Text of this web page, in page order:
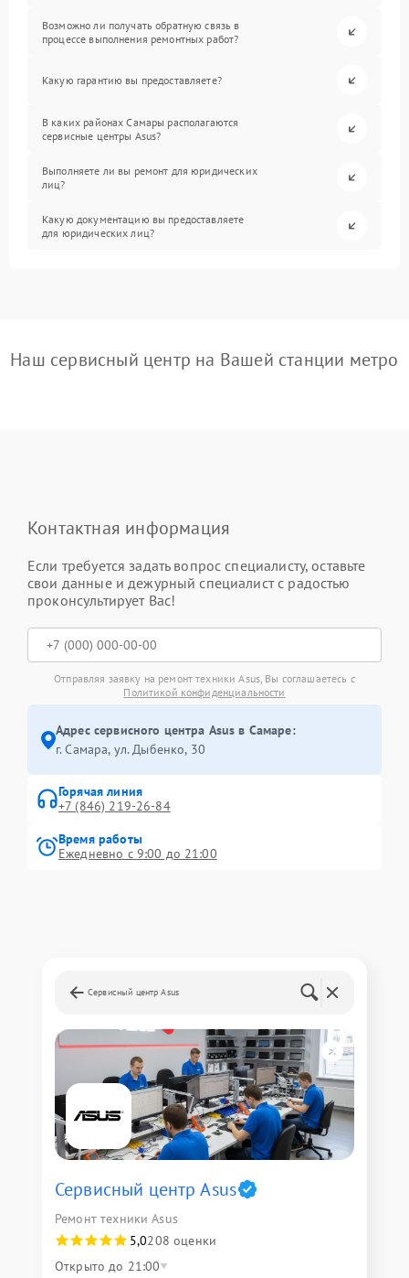
Возможно ли получать обратную связь в
процессе выполнения ремонтных работ?
Какую гарантию вы предоставляете?
В каких районах Самары располагаются
сервисные центры Asus?
Выполняете ли вы ремонт для юридических
лиц?
Какую документацию вы предоставляете
для юридических лиц?
Наш сервисный центр на Вашей станции метро
Контактная информация
Если требуется задать вопрос специалисту, оставьте
свои данные и дежурный специалист с радостью
проконсультирует Вас!
Отправляя заявку на ремонт техники Asus, Вы соглашаетесь с
Политикой конфиденциальности
Адрес сервисного центра Asus в Самаре:
г. Самара, ул. Дыбенко, 30
Горячая линия
+7 (846) 219-26-84
Время работы
Ежедневно с 9:00 до 21:00
Сервисный центр Asus
Сервисный центр Asus
Ремонт техники Asus
5,0208 оценки
Открыто до 21:00